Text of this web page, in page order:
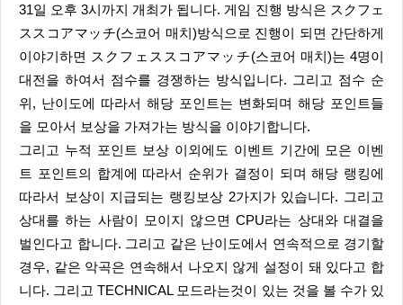
31일 오후 3시까지 개최가 됩니다. 게임 진행 방식은 スクフェ
ススコアマッチ(스코어 매치)방식으로 진행이 되면 간단하게
이야기하면 スクフェススコアマッチ(스코어 매치)는 4명이
대전을 하여서 점수를 경쟁하는 방식입니다. 그리고 점수 순
위, 난이도에 따라서 해당 포인트는 변화되며 해당 포인트들
을 모아서 보상을 가져가는 방식을 이야기합니다.
그리고 누적 포인트 보상 이외에도 이벤트 기간에 모은 이벤
트 포인트의 합계에 따라서 순위가 결정이 되며 해당 랭킹에
따라서 보상이 지급되는 랭킹보상 2가지가 있습니다. 그리고
상대를 하는 사람이 모이지 않으면 CPU라는 상대와 대결을
벌인다고 합니다. 그리고 같은 난이도에서 연속적으로 경기할
경우, 같은 악곡은 연속해서 나오지 않게 설정이 돼 있다고 합
니다. 그리고 TECHNICAL 모드라는것이 있는 것을 볼 수가 있